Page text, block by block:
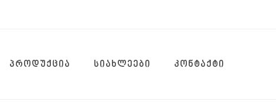
ᲞᲠᲝᲓᲣᲥᲪᲘᲐ ᲡᲘᲐᲮᲚᲔᲔᲑᲘ ᲙᲝᲜᲢᲐᲥᲢᲘ